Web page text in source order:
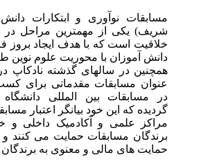
مسابقات نوآوری و ابتکارات
شریف) یکی از مهمترین مراحل در
خلاقیت است که با هدف ایجاد بروز
دانش آموزان با محوریت علوم
همچنین در سالهای گذشته نادکاپ
عنوان مسابقات مقدماتی برای
در مسابقات بین المللی
گردیده که این خود بیانگر اعتبار
مراکز علمی و آکادمیک داخلی و
برندگان مسابقات حمایت می کنند
حمایت های مالی و معنوی به برندگان